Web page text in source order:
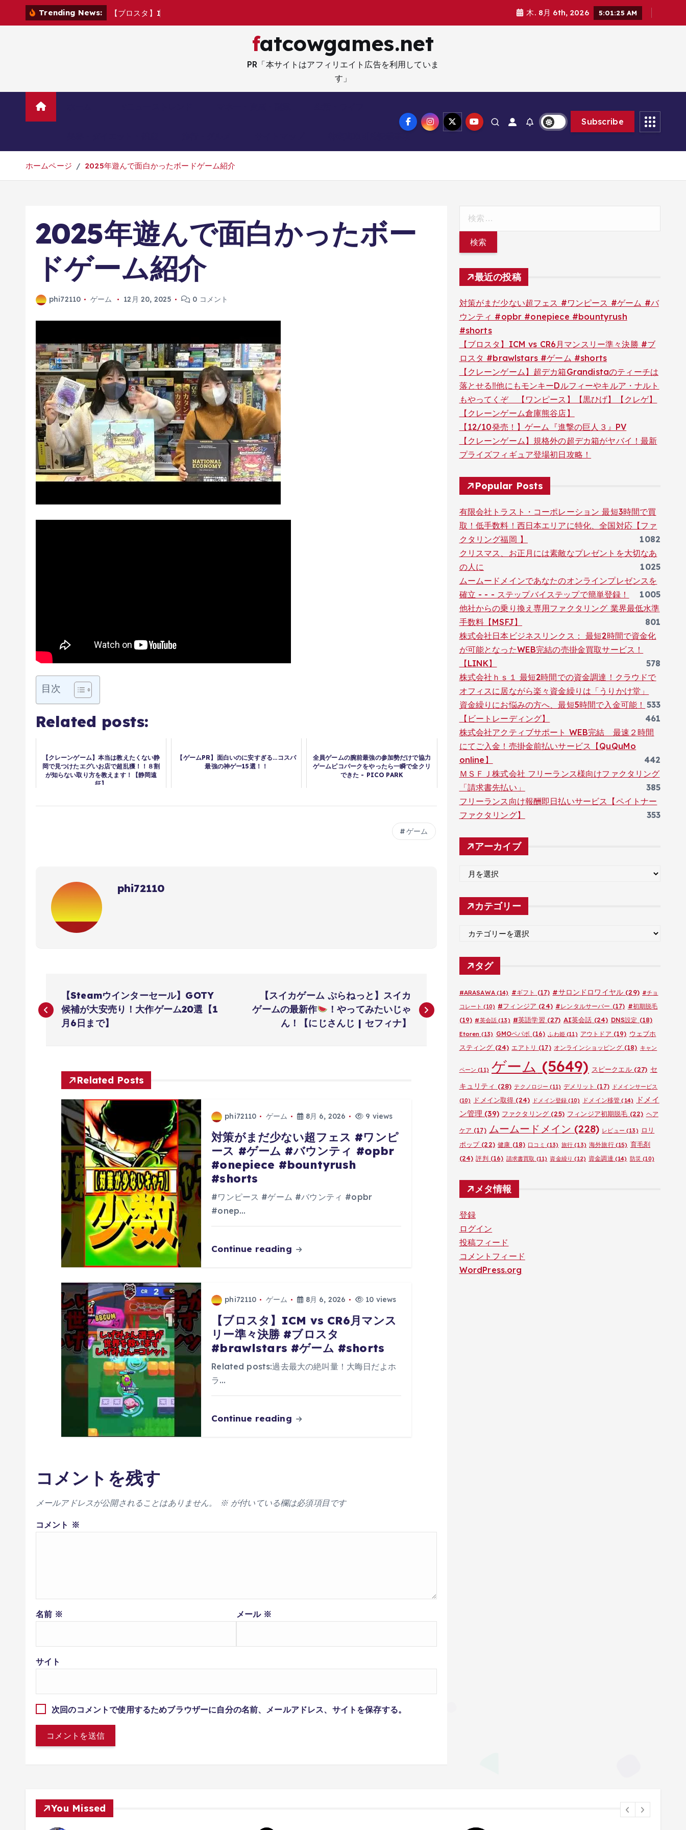
Trending News: 【ブロ ス タ 】 I 木. 8月 6th, 2026 5:01:26 AM
fatcowgames.net
PR「本サイトはアフィリエイト広告を利用していま
す」
Subscribe
ホームページ 2025年遊んで面白かったボードゲーム紹介
2025年遊んで面白かったボー
ドゲーム紹介
phi72110 ゲーム 12月 20, 2025 0 コメント
目次
Related posts:
【クレーンゲーム】本当は教えたくない静
岡で見つけたエグいお店で超乱獲！！８割
が知らない取り方を教えます！【静岡遠
征】
【ゲームPR】面白いのに安すぎる...コスパ
最強の神ゲー15選！！
全員ゲームの腕前最強の参加勢だけで協力
ゲームピコパークをやったら一瞬で全クリ
できた - PICO PARK
ゲーム
phi72110
稿
【Steamウインターセール】GOTY
候補が大安売り！大作ゲーム20選【1
月6日まで】
【スイカゲーム ぷらねっと】スイカ
ゲームの最新作
！やってみたいじゃ
ん！【にじさんじ | セフィナ】
Related Posts
phi72110 ゲーム 8月 6, 2026 9 views
対策がまだ少ない超フェス #ワンピ
ース #ゲーム #バウンティ #opbr
#onepiece #bountyrush
#shorts
#ワンピース #ゲーム #バウンティ #opbr
#onep…
Continue reading
phi72110 ゲーム 8月 6, 2026 10 views
【ブロスタ】ICM vs CR6月マンス
リー準々決勝 #ブロスタ
#brawlstars #ゲーム #shorts
Related posts:過去最大の絶叫量！大晦日だよホ
ラ…
Continue reading
コメントを残す
メールアドレスが公開されることはありません。 ※が付いている欄は必須項目です
コメント ※
名前 ※ メール ※
サイト
次回のコメントで使用するためブラウザーに自分の名前、メールアドレス、サイトを保存する。
最近の投稿
対策がまだ少ない超フェス #ワンピース #ゲーム #バ
ウンティ #opbr #onepiece #bountyrush
#shorts
【ブロスタ】ICM vs CR6月マンスリー準々決勝 #ブ
ロスタ #brawlstars #ゲーム #shorts
【クレーンゲーム】超デカ箱Grandistaのティーチは
落とせる‼︎他にもモンキーDルフィーやキルア・ナルト
もやってくぞ 【ワンピース】【黒ひげ】【クレゲ】
【クレーンゲーム倉庫熊谷店】
【12/10発売！】ゲーム『進撃の巨人３』PV
【クレーンゲーム】規格外の超デカ箱がヤバイ！最新
プライズフィギュア登場初日攻略！
Popular Posts
有限会社トラスト・コーポレーション 最短3時間で買
取！低手数料！西日本エリアに特化、全国対応【ファ
クタリング福岡 】
1082
クリスマス、お正月には素敵なプレゼントを大切なあ
の人に
1025
ムームードメインであなたのオンラインプレゼンスを
確立 - - - ステップバイステップで簡単登録！
1005
他社からの乗り換え専用ファクタリング 業界最低水準
手数料【MSFJ】
801
株式会社日本ビジネスリンクス： 最短2時間で資金化
が可能となったWEB完結の売掛金買取サービス！
【LINK】
578
株式会社ｈｓ１ 最短2時間での資金調達！クラウドで
オフィスに居ながら楽々資金繰りは「うりかけ堂」
533
資金繰りにお悩みの方へ、最短5時間で入金可能！
【ビートレーディング】
461
株式会社アクティブサポート WEB完結 最速２時間
にてご入金！売掛金前払いサービス【QuQuMo
online】
442
ＭＳＦＪ株式会社 フリーランス様向けファクタリング
「請求書先払い」
385
フリーランス向け報酬即日払いサービス【ペイトナー
ファクタリング】
353
アーカイブ
カ
イ
カテゴリー
ゴ
リ
タグ
#ARASAWA(14) #ギフト (17) #サロンドロワイヤル (29) #チョ
コレート (10) #フィンジア (24) #レンタルサーバー (17) #初期脱毛
(19) #英会話 (13) #英語学習 (27) AI英会話 (24) DNS設定 (18)
Etoren (13) GMOペパボ (16) ふわ姫(11) アウトドア (19) ウェブホ
スティング (24) エアトリ (17) オンラインショッピング(18) キャン
ペーン (11) ゲーム (5649) スピークエル(27) セ
キュリティ (28) テクノロジー (11) デメリット (17)
ドメインサービス
(10)
ドメイン取得 (24) ドメイン登録 (10) ドメイン移管 (14)
ドメイ
ン管理 (39) ファクタリング (25) フィンジア初期脱毛 (22) ヘア
ケア (17) ムームードメイン (228) レビュー (13) ロリ
ポップ(22) 健康 (18) 口コミ (13) 旅行 (13) 海外旅行(15) 育毛剤
(24) 評判 (16) 請求書買取 (11) 資金繰り (12) 資金調達 (14) 防災 (10)
メタ情報
登録
ログイン
投稿フィード
コメントフィード
WordPress.org
You Missed